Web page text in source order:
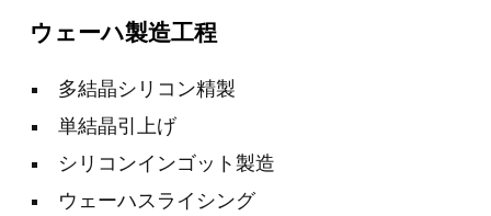
ウェーハ製造工程
多結晶シリコン精製
単結晶引上げ
シリコンインゴット製造
ウェーハスライシング